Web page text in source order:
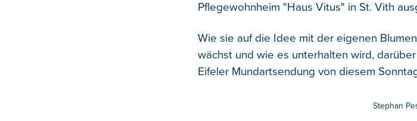
Pflegewohnheim "Haus Vitus" in St. Vith
Wie sie auf die Idee mit der eigenen
wächst und wie es unterhalten wird,
Eifeler Mundartsendung von diesem
Stephan